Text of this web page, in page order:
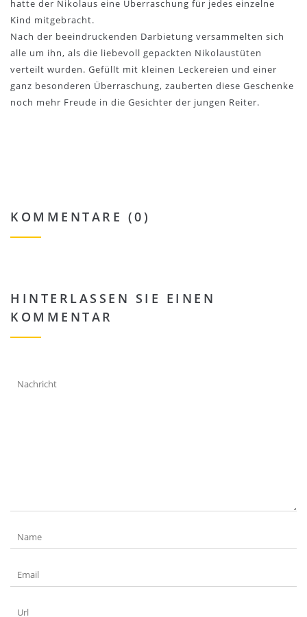
hatte der Nikolaus eine Überraschung für jedes einzelne
Kind mitgebracht.
Nach der beeindruckenden Darbietung versammelten sich
alle um ihn, als die liebevoll gepackten Nikolaustüten
verteilt wurden. Gefüllt mit kleinen Leckereien und einer
ganz besonderen Überraschung, zauberten diese Geschenke
noch mehr Freude in die Gesichter der jungen Reiter.
KOMMENTARE (0)
HINTERLASSEN SIE EINEN
KOMMENTAR